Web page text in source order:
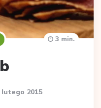
lutego 2015
3 min.